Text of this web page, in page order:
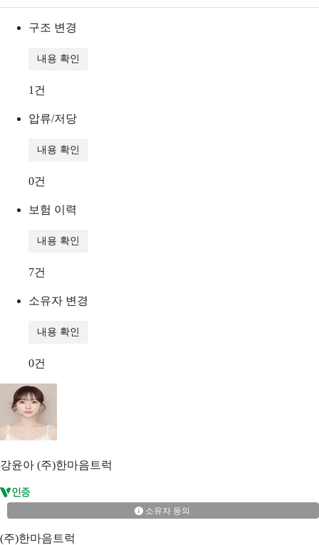
구조 변경
내용 확인
1 건
압류/저당
내용 확인
0건
보험 이력
내용 확인
7건
소유자 변경
내용 확인
0건
강윤아 (주)한마음트럭
소유자 동의
(주)한마음트럭